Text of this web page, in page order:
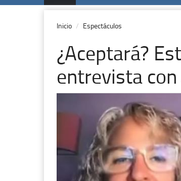
Inicio Espectáculos
¿Aceptará?
entrevista